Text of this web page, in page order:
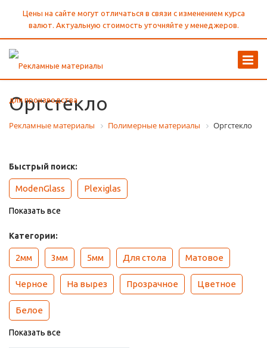
Цены на сайте могут отличаться в связи с изменением курса
валют. Актуальную стоимость уточняйте у менеджеров.
Оргстекло
Рекламные материалы Полимерные материалы Оргстекло
Быстрый поиск:
ModenGlass Plexiglas
Показать все
Категории:
2мм 3мм 5мм Для стола Матовое
Черное На вырез Прозрачное Цветное
Белое
Показать все